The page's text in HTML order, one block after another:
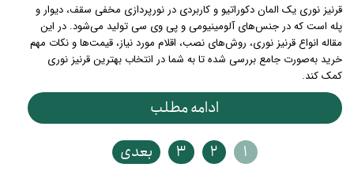
قرنیز نوری یک المان دکوراتیو و کاربردی در نورپردازی مخفی سقف، دیوار و
پله است که در جنس‌های آلومینیومی و پی وی سی تولید می‌شود. در این
مقاله انواع قرنیز نوری، روش‌های نصب، اقلام مورد نیاز، قیمت‌ها و نکات مهم
خرید به‌صورت جامع بررسی شده تا به شما در انتخاب بهترین قرنیز نوری
کمک کند.
ادامه مطلب
۱
۲ ۳ بعدی